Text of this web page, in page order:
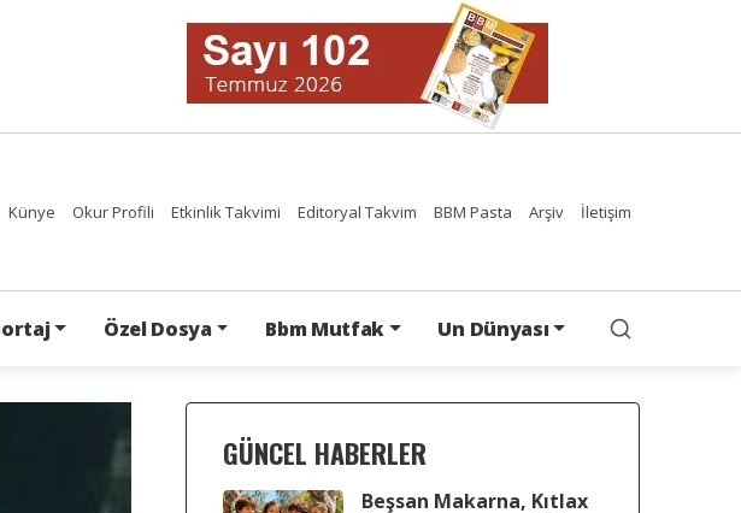
Künye Okur Profili Etkinlik Takvimi Editoryal Takvim BBM Pasta Arşiv İletişim
Özel Dosya Bbm Mutfak Un Dünyası
GÜNCEL HABERLER
Beşsan Makarna, Kıtlax